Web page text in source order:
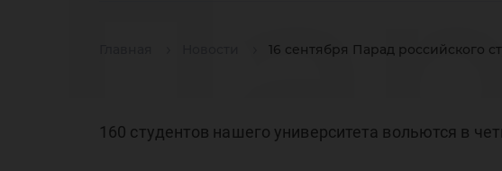
16 сентября Парад российского
160 студентов нашего университета вольются в